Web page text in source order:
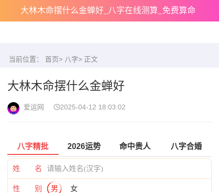
大林木命摆什么金蝉好_八字在线测算_免费算命
当前位置： 首页> 八字> 正文
大林木命摆什么金蝉好
爱运网 2025-04-12 18:03:02
八字精批 2026运势 命中贵人 八字合婚
姓 名
性 别 男 女